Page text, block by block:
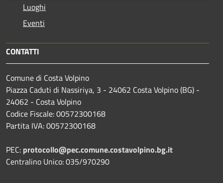
Luoghi
Eventi
CONTATTI
Comune di Costa Volpino
Piazza Caduti di Nassiriya, 3 - 24062 Costa Volpino (BG) -
24062 - Costa Volpino
Codice Fiscale: 00572300168
Partita IVA: 00572300168
PEC: protocollo@pec.comune.costavolpino.bg.it
Centralino Unico: 035/970290